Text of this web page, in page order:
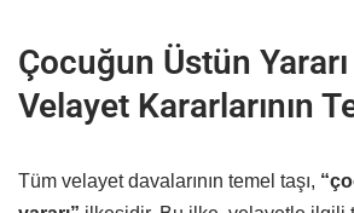
Çocuğun Üstün
Velayet Kararlarının
Tüm velayet davalarının temel taşı,